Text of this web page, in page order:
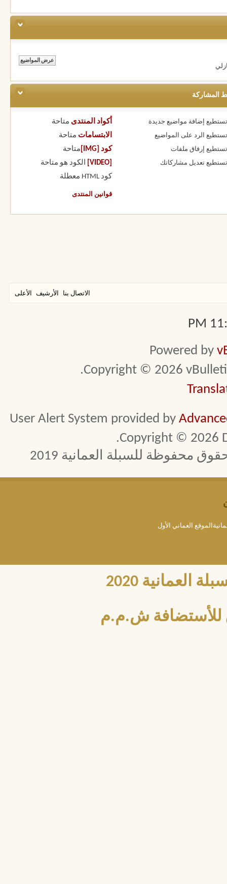
المشاركة
تستطيع إضافة مواضيع جديدة
تستطيع الرد على المواضيع
تستطيع إرفاق ملفات
تستطيع تعديل مشاركاتك
أكواد المنتدى متاحة
الابتسامات متاحة
كود [IMG]
متاحة
الكود هو متاحة
كود HTML
معطلة
قوانين المنتدى
الاتصال بنا الأرشيف الأعلى
Powered by
Copyright © 2026
User Alert System provided by
Copyright © 2026
محفوظة للسبلة العمانية 2019
العماني الأول
2020
للأستضافة ش.م.م